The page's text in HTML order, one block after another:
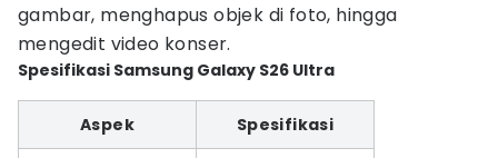
gambar, menghapus objek di foto, hingga
mengedit video konser.
Spesifikasi Samsung Galaxy S26 Ultra
Aspek Spesifikasi